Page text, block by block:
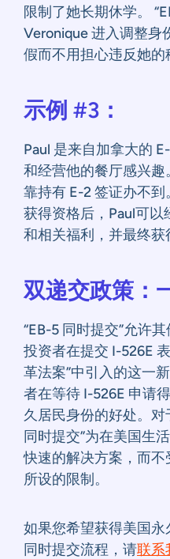
限制了她长期休学。
Veronique 进入调整身
假而不用担心违反她的
示例 #3：
Paul 是来自加拿大的
和经营他的餐厅感兴
靠持有 E-2 签证办不到
获得资格后，Paul可
和相关福利，并最终获
双递交政策：
“EB-5 同时提交”允许
投资者在提交 I-526E
革法案”中引入的这一
者在等待 I-526E 申请
久居民身份的好处。
同时提交”为在美国生
快速的解决方案，而不
所设的限制。
如果您希望获得美国
同时提交流程，请联系